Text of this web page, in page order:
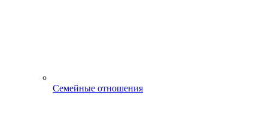
Семейные отношения